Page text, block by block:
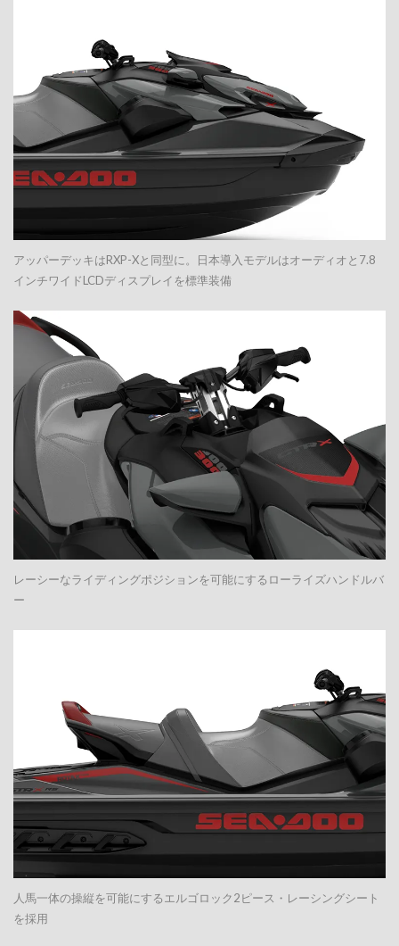
アッパーデッキはRXP-Xと同型に。日本導入モデルはオーディオと7.8
インチワイドLCDディスプレイを標準装備
レーシーなライディングポジションを可能にするローライズハンドルバ
ー
人馬一体の操縦を可能にするエルゴロック2ピース・レーシングシート
を採用